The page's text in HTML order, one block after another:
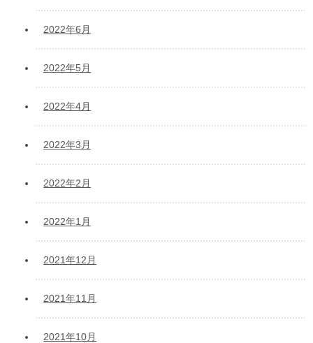
2022年6月
2022年5月
2022年4月
2022年3月
2022年2月
2022年1月
2021年12月
2021年11月
2021年10月